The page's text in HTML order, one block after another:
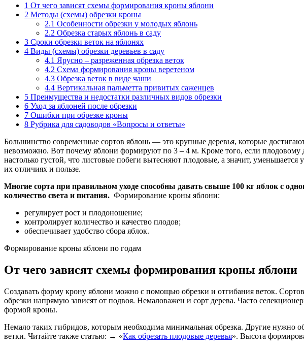
1 От чего зависят схемы формирования кроны яблони
2 Методы (схемы) обрезки кроны
2.1 Особенности обрезки у молодых яблонь
2.2 Обрезка старых яблонь в саду
3 Сроки обрезки веток на яблонях
4 Виды (схемы) обрезки деревьев в саду
4.1 Ярусно – разреженная обрезка веток
4.2 Схема формирования кроны веретеном
4.3 Обрезка веток в виде чаши
4.4 Вертикальная пальметта привитых саженцев
5 Преимущества и недостатки различных видов обрезки
6 Уход за яблоней после обрезки
7 Ошибки при обрезке кроны
8 Рубрика для садоводов «Вопросы и ответы»
Большинство современные сортов яблонь — это крупные деревья, которые
невозможно. Вот почему яблони формируют по 3 – 4 м. Кроме того, если плодовому
настолько густой, что листовые побеги вытесняют плодовые, а значит,
их отличиях и пользе.
Многие сорта при правильном уходе способны давать свыше 100 кг яблок с
количество света и питания. Формирование кроны яблони:
регулирует рост и плодоношение;
контролирует количество и качество плодов;
обеспечивает удобство сбора яблок.
Формирование кроны яблони по годам
От чего зависят схемы формирования кроны яблони
Создавать форму крону яблони можно с помощью обрезки и отгибания веток.
обрезки напрямую зависят от подвоя. Немаловажен и сорт дерева. Часто
формой кроны.
Немало таких гибридов, которым необходима минимальная обрезка. Другие нужно
ветки. Читайте также статью: → «Как обрезать плодовые деревья». Высота